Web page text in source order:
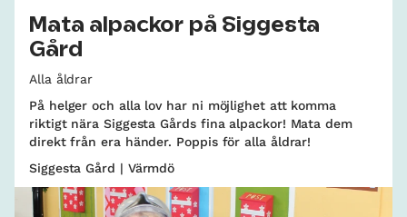
Mata alpackor på Siggesta
Gård
Alla åldrar
På helger och alla lov har ni möjlighet att komma
riktigt nära Siggesta Gårds fina alpackor! Mata dem
direkt från era händer. Poppis för alla åldrar!
Siggesta Gård | Värmdö